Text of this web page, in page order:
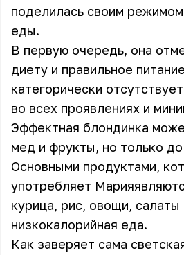
поделилась своим
еды.
В первую очередь, она
диету и правильное
категорически
во всех проявлениях и
Эффектная блондинка
мед и фрукты, но только
Основными продуктами,
употребляет Мария
курица, рис, овощи, салаты
низкокалорийная еда.
Как заверяет сама